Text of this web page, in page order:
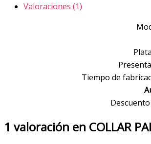
Valoraciones (1)
Tiempo de
Descuento
1 valoración en COLLAR